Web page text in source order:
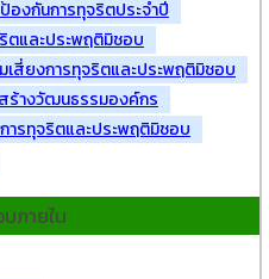
องกันการทุจริตประจำปี
ตและประพฤติมิชอบ
เสี่ยงการทุจริตและประพฤติมิชอบ
ร้างวัฒนธรรมองค์กร
ารทุจริตและประพฤติมิชอบ
ภายใน